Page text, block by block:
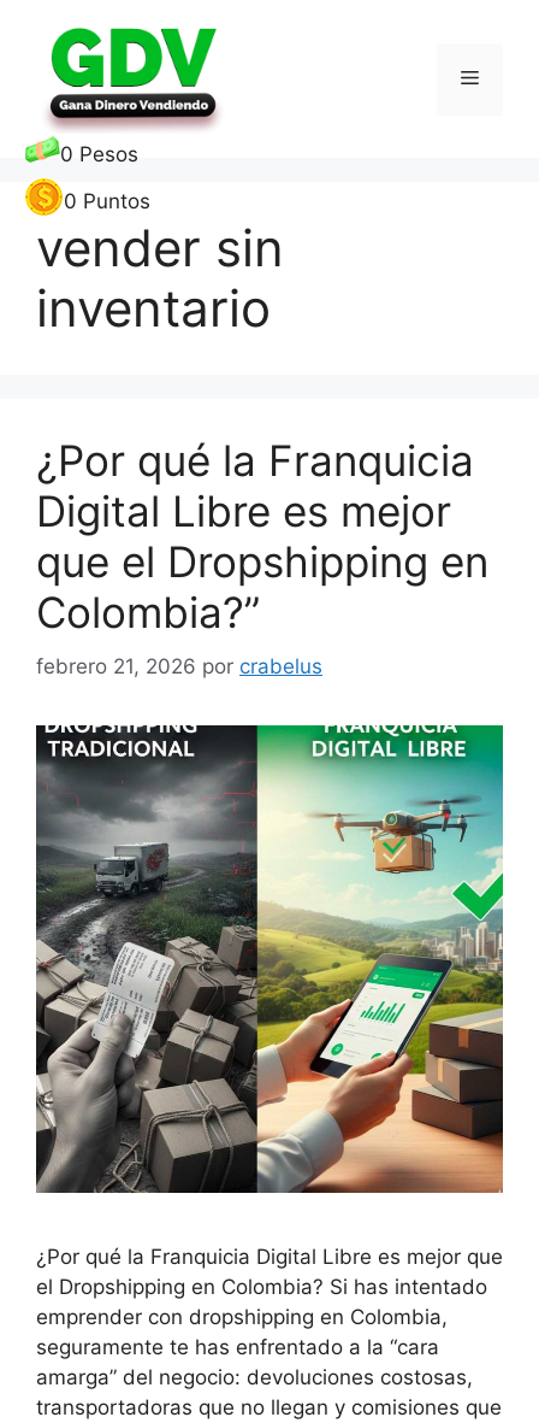
0 Pesos
0 Puntos
contenido
Menú
vender sin
inventario
¿Por qué la Franquicia
Digital Libre es mejor
que el Dropshipping en
Colombia?”
febrero 21, 2026 por crabelus
¿Por qué la Franquicia Digital Libre es mejor que
el Dropshipping en Colombia? Si has intentado
emprender con dropshipping en Colombia,
seguramente te has enfrentado a la “cara
amarga” del negocio: devoluciones costosas,
transportadoras que no llegan y comisiones que